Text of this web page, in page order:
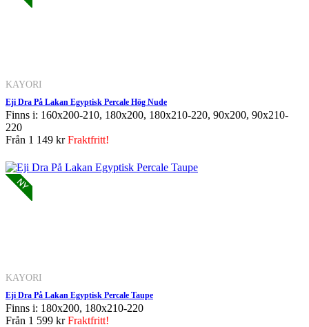
KAYORI
Eji Dra På Lakan Egyptisk Percale Hög Nude
Finns i: 160x200-210, 180x200, 180x210-220, 90x200, 90x210-
220
Från 1 149 krFraktfritt!
KAYORI
Eji Dra På Lakan Egyptisk Percale Taupe
Finns i: 180x200, 180x210-220
Från 1 599 krFraktfritt!